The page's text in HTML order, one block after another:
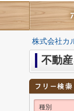
株式会社カ
不動
種別